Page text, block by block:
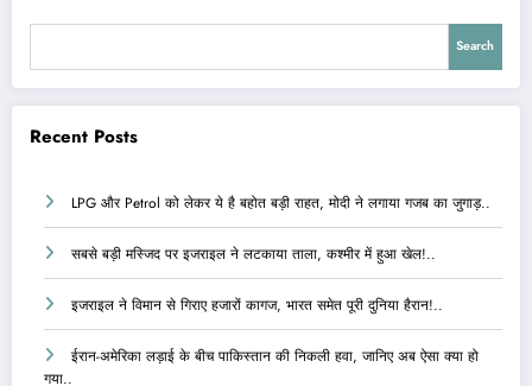
Search
Recent Posts
LPG और Petrol को लेकर ये है बहोत बड़ी राहत, मोदी ने लगाया गजब का जुगाड़..
सबसे बड़ी मस्जिद पर इजराइल ने लटकाया ताला, कश्मीर में हुआ खेल!..
इजराइल ने विमान से गिराए हजारों कागज, भारत समेत पूरी दुनिया हैरान!..
ईरान-अमेरिका लड़ाई के बीच पाकिस्तान की निकली हवा, जानिए अब ऐसा क्या हो
गया..